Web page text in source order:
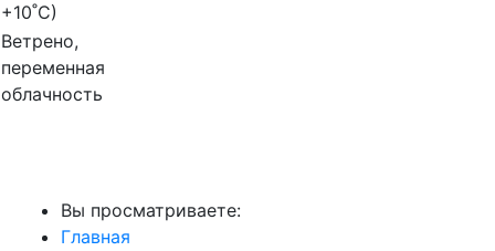
+10˚C)
Ветрено,
переменная
облачность
Вы просматриваете:
Главная